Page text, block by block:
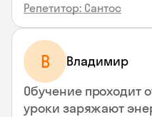
Репетитор: Сантос
В Владимир
Обучение проходит
уроки заряжают